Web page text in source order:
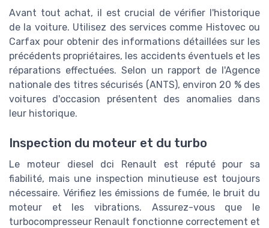
Avant tout achat, il est crucial de vérifier l'historique
de la voiture. Utilisez des services comme Histovec ou
Carfax pour obtenir des informations détaillées sur les
précédents propriétaires, les accidents éventuels et les
réparations effectuées. Selon un rapport de l'Agence
nationale des titres sécurisés (ANTS), environ 20 % des
voitures d'occasion présentent des anomalies dans
leur historique.
Inspection du moteur et du turbo
Le moteur diesel dci Renault est réputé pour sa
fiabilité, mais une inspection minutieuse est toujours
nécessaire. Vérifiez les émissions de fumée, le bruit du
moteur et les vibrations. Assurez-vous que le
turbocompresseur Renault fonctionne correctement et